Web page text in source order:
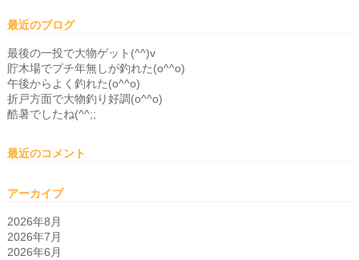
最近のブログ
最後の一投で大物ゲット(^^)v
貯木場でプチ年無しが釣れた(o^^o)
午後からよく釣れた(o^^o)
折戸方面で大物釣り好調(o^^o)
酷暑でしたね(^^;;
最近のコメント
アーカイブ
2026年8月
2026年7月
2026年6月